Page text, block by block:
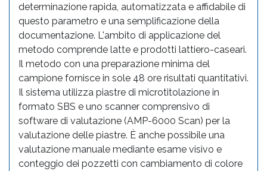
determinazione rapida, automatizzata e affidabile di
questo parametro e una semplificazione della
documentazione. L'ambito di applicazione del
metodo comprende latte e prodotti lattiero-caseari.
Il metodo con una preparazione minima del
campione fornisce in sole 48 ore risultati quantitativi.
Il sistema utilizza piastre di microtitolazione in
formato SBS e uno scanner comprensivo di
software di valutazione (AMP-6000 Scan) per la
valutazione delle piastre. È anche possibile una
valutazione manuale mediante esame visivo e
conteggio dei pozzetti con cambiamento di colore